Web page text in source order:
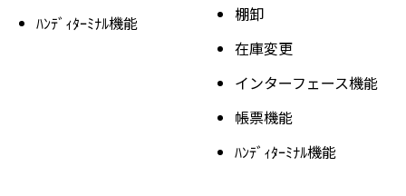
ﾊﾝﾃﾞｨﾀｰﾐﾅﾙ機能
棚卸
在庫変更
インターフェース機能
帳票機能
ﾊﾝﾃﾞｨﾀｰﾐﾅﾙ機能